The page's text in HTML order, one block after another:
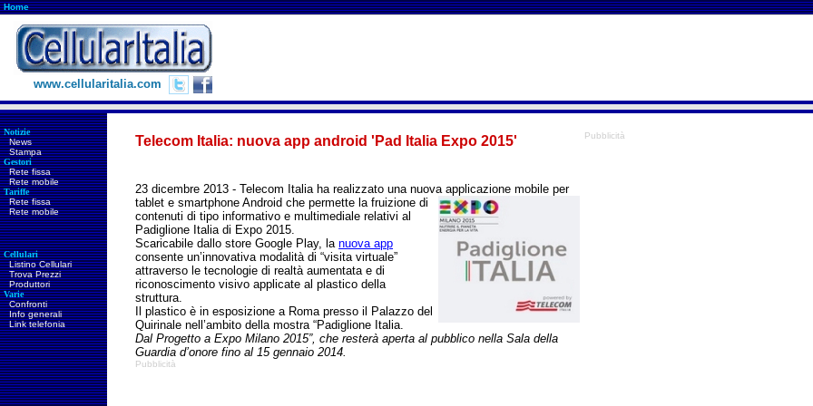
Home
www.cellularitalia.com
Notizie
News
Stampa
Gestori
Rete fissa
Rete mobile
Tariffe
Rete fissa
Rete mobile
Cellulari
Listino Cellulari
Trova Prezzi
Produttori
Varie
Confronti
Info generali
Link telefonia
Telecom Italia: nuova app android 'Pad Italia Expo 2015'
23 dicembre 2013 - Telecom Italia ha realizzato una nuova applicazione mobile per
tablet e smartphone Android che permette la fruizione di
contenuti di tipo informativo e multimediale relativi al
Padiglione Italia di Expo 2015.
Scaricabile dallo store Google Play, la nuova app
consente un’innovativa modalità di “visita virtuale”
attraverso le tecnologie di realtà aumentata e di
riconoscimento visivo applicate al plastico della
struttura.
Il plastico è in esposizione a Roma presso il Palazzo del
Quirinale nell’ambito della mostra “Padiglione Italia.
Dal Progetto a Expo Milano 2015”, che resterà aperta al pubblico nella Sala della
Guardia d’onore fino al 15 gennaio 2014.
Pubblicità
Pubblicità